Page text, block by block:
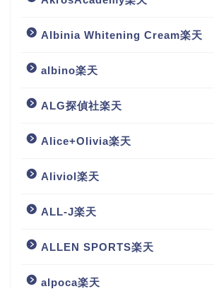
Albinia Whitening Cream楽天
albino楽天
ALG探偵社楽天
Alice+Olivia楽天
Aliviol楽天
ALL-J楽天
ALLEN SPORTS楽天
alpoca楽天